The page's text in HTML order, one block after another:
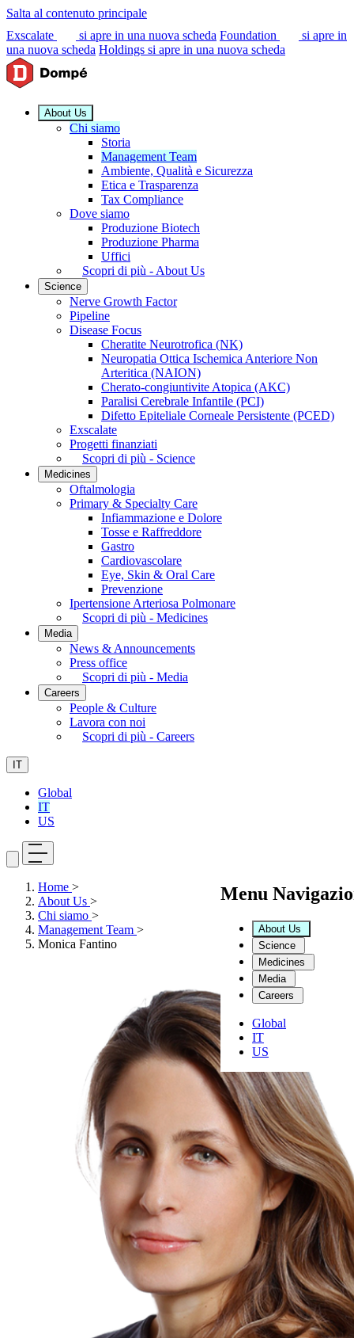
Salta al contenuto principale
Exscalate
si apre in una nuova scheda Foundation
si apre in
una nuova scheda Holdings si apre in una nuova scheda
About Us
Chi siamo
Storia
Management Team
Ambiente, Qualità e Sicurezza
Etica e Trasparenza
Tax Compliance
Dove siamo
Produzione Biotech
Produzione Pharma
Uffici
Scopri di più - About Us
Science
Nerve Growth Factor
Pipeline
Disease Focus
Cheratite Neurotrofica (NK)
Neuropatia Ottica Ischemica Anteriore Non
Arteritica (NAION)
Cherato-congiuntivite Atopica (AKC)
Paralisi Cerebrale Infantile (PCI)
Difetto Epiteliale Corneale Persistente (PCED)
Exscalate
Progetti finanziati
Scopri di più - Science
Medicines
Oftalmologia
Primary & Specialty Care
Infiammazione e Dolore
Tosse e Raffreddore
Gastro
Cardiovascolare
Eye, Skin & Oral Care
Prevenzione
Ipertensione Arteriosa Polmonare
Scopri di più - Medicines
Media
News & Announcements
Press office
Scopri di più - Media
Careers
People & Culture
Lavora con noi
Scopri di più - Careers
IT
Global
IT
US
Menu
About Us
Science
Medicines
Media
Careers
Global
IT
US
Home >
About Us >
Chi siamo >
Management Team >
Monica Fantino